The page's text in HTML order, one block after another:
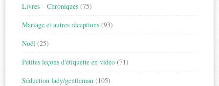
Livres – Chroniques (75)
Mariage et autres réceptions (93)
Noël (25)
Petites leçons d'étiquette en vidéo (71)
Séduction lady/gentleman (105)